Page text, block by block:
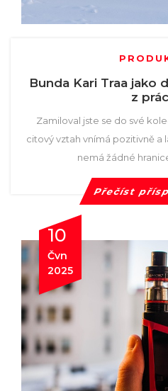
Bunda Kari Traa jako
z
Zamiloval jste se do své
citový vztah vnímá pozitivně a
nemá žádné
Přečíst
10
Čvn
2025